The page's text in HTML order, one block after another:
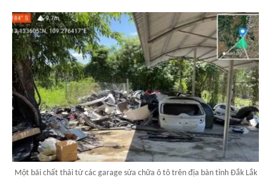
Một bãi chất thải từ các garage sửa chữa ô tô trên địa bàn tỉnh Đắk Lắk